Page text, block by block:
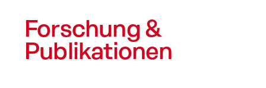
Forschung &
Publikationen